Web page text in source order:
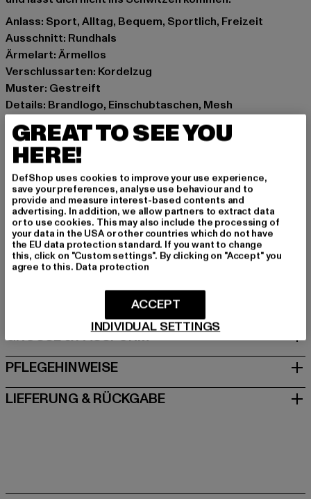
Anlass: Sport, Alltag, Bequem, Sportlich, Freizeit
Ausschnitt: Rundhals
Ärmelart: Ärmellos
Verschlussarten: Kordelzug
Muster: Gestreift
Details: Brandlogo, Einschubtaschen, Mesh
Schnitt: Locker
Marke: Karl Kani
Kat.: Full Tracksuit
Farbe: weiß
Hersteller Farbe: white/black
Materialzusammensetzung: 100% Polyester
Art.Nr: 6088351-01248
Hersteller: Urban Styles Agency GmbH & Co. KG |
agentur@urbanstylesagency.com
Schanzenstraße 41 | 51063 Köln | DE
GRÖSSE & PASSFORM
PFLEGEHINWEISE
LIEFERUNG & RÜCKGABE
GREAT TO SEE YOU
HERE!
DefShop uses cookies to improve your use experience,
save your preferences, analyse use behaviour and to
provide and measure interest-based contents and
advertising. In addition, we allow partners to extract data
or to use cookies. This may also include the processing of
your data in the USA or other countries which do not have
the EU data protection standard. If you want to change
this, click on "Custom settings". By clicking on "Accept" you
agree to this. Data protection
INDIVIDUAL SETTINGS
ACCEPT